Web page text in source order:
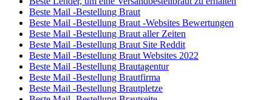
Beste Mail -Bestellung Braut
Beste Mail -Bestellung Braut -Websites Bewertungen
Beste Mail -Bestellung Braut aller Zeiten
Beste Mail -Bestellung Braut Site Reddit
Beste Mail -Bestellung Braut Websites 2022
Beste Mail -Bestellung Brautagentur
Beste Mail -Bestellung Brautfirma
Beste Mail -Bestellung Brautpletze